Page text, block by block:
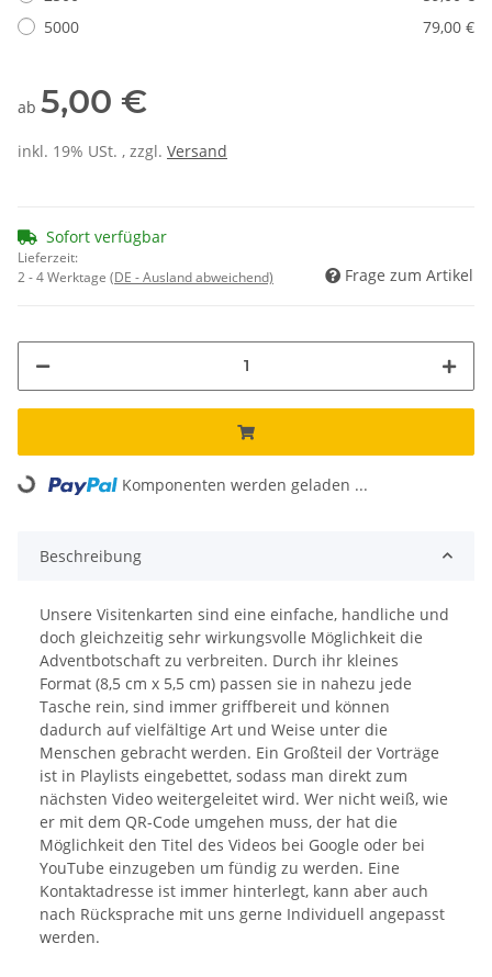
5000
79,00 €
ab 5,00 €
inkl. 19% USt. , zzgl. Versand
Sofort verfügbar
Lieferzeit:
2 - 4 Werktage (DE - Ausland abweichend) Frage zum Artikel
Loading... Komponenten werden geladen ...
Beschreibung
Unsere Visitenkarten sind eine einfache, handliche und
doch gleichzeitig sehr wirkungsvolle Möglichkeit die
Adventbotschaft zu verbreiten. Durch ihr kleines
Format (8,5 cm x 5,5 cm) passen sie in nahezu jede
Tasche rein, sind immer griffbereit und können
dadurch auf vielfältige Art und Weise unter die
Menschen gebracht werden. Ein Großteil der Vorträge
ist in Playlists eingebettet, sodass man direkt zum
nächsten Video weitergeleitet wird. Wer nicht weiß, wie
er mit dem QR-Code umgehen muss, der hat die
Möglichkeit den Titel des Videos bei Google oder bei
YouTube einzugeben um fündig zu werden. Eine
Kontaktadresse ist immer hinterlegt, kann aber auch
nach Rücksprache mit uns gerne Individuell angepasst
werden.